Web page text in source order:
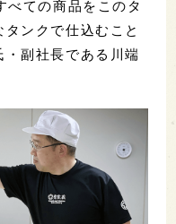
べての商品をこのタ
ンクで仕込むこと
副社長である川端